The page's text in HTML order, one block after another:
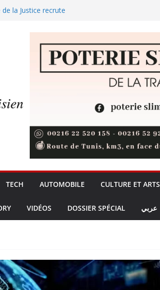
la Justice recrute
retrouve le public de Bizerte pour une
exceptionnelle, placée sous le signe du
l’artiste et son public
durcit le cadre de l’IA: la Tunisie risque-t-
virage réglementaire ?
TECH AUTOMOBILE CULTURE ET ARTS
VIDÉOS DOSSIER SPÉCIAL عربي